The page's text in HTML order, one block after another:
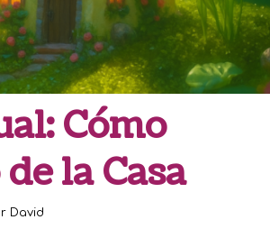
Cómo
la Casa
David